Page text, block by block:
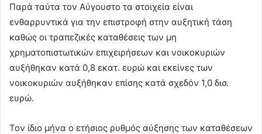
Παρά ταύτα τον Αύγουστο τα στοιχεία είναι
ενθαρρυντικά για την επιστροφή στην αυξητική τάση
καθώς οι τραπεζικές καταθέσεις των μη
χρηματοπιστωτικών επιχειρήσεων και νοικοκυριών
αυξήθηκαν κατά 0,8 εκατ. ευρώ και εκείνες των
νοικοκυριών αυξήθηκαν επίσης κατά σχεδόν 1,0 δισ.
ευρώ.
Τον ίδιο μήνα ο ετήσιος ρυθμός αύξησης των καταθέσεων